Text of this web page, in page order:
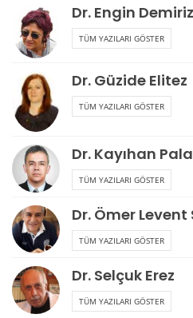
Dr. Engin Demiriz
TÜM YAZILARI GÖSTER
Dr. Güzide Elitez
TÜM YAZILARI GÖSTER
Dr. Kayıhan Pala
TÜM YAZILARI GÖSTER
Dr. Ömer
TÜM YAZILARI GÖSTER
Dr. Selçuk Erez
TÜM YAZILARI GÖSTER